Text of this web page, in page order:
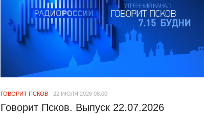
ГОВОРИТ ПСКОВ 22 ИЮЛЯ 2026 08:00
Говорит Псков. Выпуск 22.07.2026